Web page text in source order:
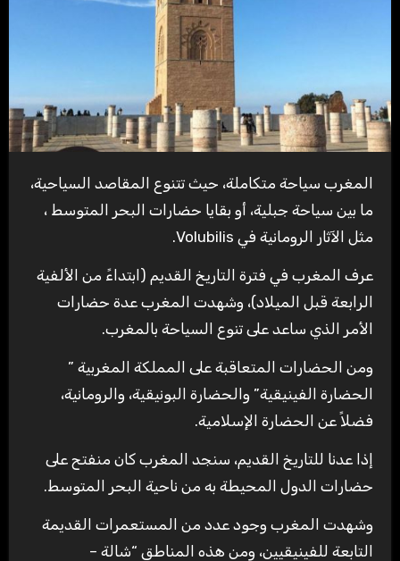
المغرب سياحة متكاملة، حيث تتنوع المقاصد السياحية،
ما بين سياحة جبلية، أو بقايا حضارات البحر المتوسط ​​،
مثل الآثار الرومانية في Volubilis.
عرف المغرب في فترة التاريخ القديم (ابتداءً من الألفية
الرابعة قبل الميلاد)، وشهدت المغرب عدة حضارات
الأمر الذي ساعد على تنوع السياحة بالمغرب.
ومن الحضارات المتعاقبة على المملكة المغربية ”
الحضارة الفينيقية” والحضارة البونيقية، والرومانية،
فضلاً عن الحضارة الإسلامية.
إذا عدنا للتاريخ القديم، سنجد المغرب كان منفتح على
حضارات الدول المحيطة به من ناحية البحر المتوسط.
وشهدت المغرب وجود عدد من المستعمرات القديمة
التابعة للفينيقيين، ومن هذه المناطق “شالة –